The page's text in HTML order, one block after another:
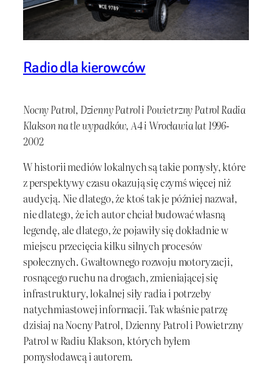
Radio dla kierowców
Nocny Patrol, Dzienny Patrol i Powietrzny Patrol Radia
Klakson na tle wypadków, A4 i Wrocławia lat 1996-
2002
W historii mediów lokalnych są takie pomysły, które
z perspektywy czasu okazują się czymś więcej niż
audycją. Nie dlatego, że ktoś tak je później nazwał,
nie dlatego, że ich autor chciał budować własną
legendę, ale dlatego, że pojawiły się dokładnie w
miejscu przecięcia kilku silnych procesów
społecznych. Gwałtownego rozwoju motoryzacji,
rosnącego ruchu na drogach, zmieniającej się
infrastruktury, lokalnej siły radia i potrzeby
natychmiastowej informacji. Tak właśnie patrzę
dzisiaj na Nocny Patrol, Dzienny Patrol i Powietrzny
Patrol w Radiu Klakson, których byłem
pomysłodawcą i autorem.